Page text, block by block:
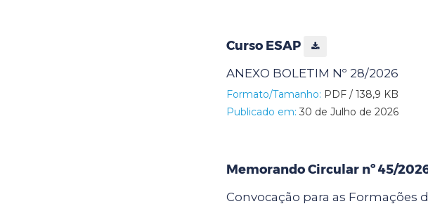
Curso ESAP
ANEXO BOLETIM Nº 28/2026
Formato/Tamanho: PDF / 138,9 KB
Publicado em: 30 de Julho de 2026
Memorando Circular nº 45/2026
Convocação para as Formações